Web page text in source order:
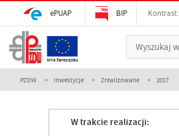
ePUAP BIP Kontrast:
PZDW Inwestycje Zrealizowane 2017
W trakcie realizacji: